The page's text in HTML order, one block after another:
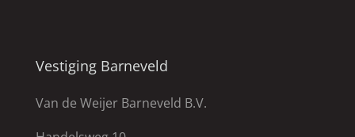
Vestiging Barneveld
Van de Weijer Barneveld B.V.